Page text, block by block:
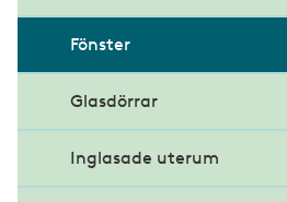
Curtain Wall
Structural Glazing
Gestaltning av glasfasad
Fönster
Glasdörrar
Inglasade uterum